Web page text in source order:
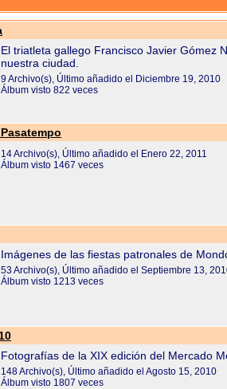
El triatleta gallego Francisco Javier Gómez
nuestra ciudad.
9 Archivo(s), Último añadido el Diciembre 19, 2010
Álbum visto 822 veces
14 Archivo(s), Último añadido el Enero 22, 2011
Álbum visto 1467 veces
Imágenes de las fiestas patronales de
53 Archivo(s), Último añadido el Septiembre 13,
Álbum visto 1213 veces
Fotografías de la XIX edición del Mercado
148 Archivo(s), Último añadido el Agosto 15, 2010
Álbum visto 1807 veces